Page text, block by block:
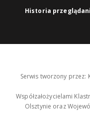
Historia
Serwis tworzony przez:
Współzałożycielami
Olsztynie oraz